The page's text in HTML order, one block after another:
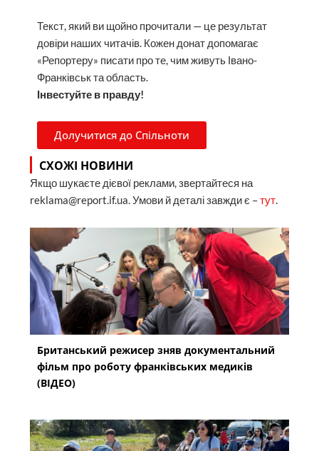
Текст, який ви щойно прочитали — це результат
довіри наших читачів. Кожен донат допомагає
«Репортеру» писати про те, чим живуть Івано-
Франківськ та область.
Інвестуйте в правду!
Долучитися до Спільноти
СХОЖІ НОВИНИ
Якщо шукаєте дієвої реклами, звертайтеся на
reklama@report.if.ua. Умови й деталі завжди є –тут.
Британський режисер зняв документальний
фільм про роботу франківських медиків
(ВІДЕО)